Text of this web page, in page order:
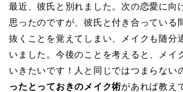
最近、彼氏と別れました。次の恋愛に向
思ったのですが、彼氏と付き合っている
抜くことを覚えてしまい、メイクも随分
いました。今後のことを考えると、メイ
いきたいです！人と同じではつまらない
ったとっておきのメイク術があれば教え